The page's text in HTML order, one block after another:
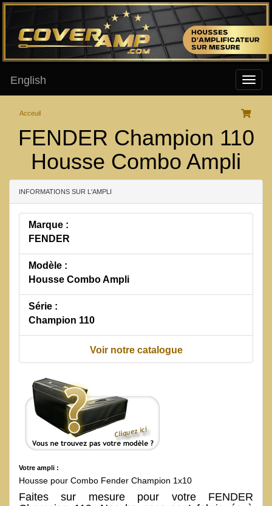
English
Acceuil
FENDER Champion 110
Housse Combo Ampli
INFORMATIONS SUR L'AMPLI
Marque :
FENDER
Modèle :
Housse Combo Ampli
Série :
Champion 110
Voir notre catalogue
Votre ampli :
Housse pour Combo Fender Champion 1x10
Faites sur mesure pour votre FENDER